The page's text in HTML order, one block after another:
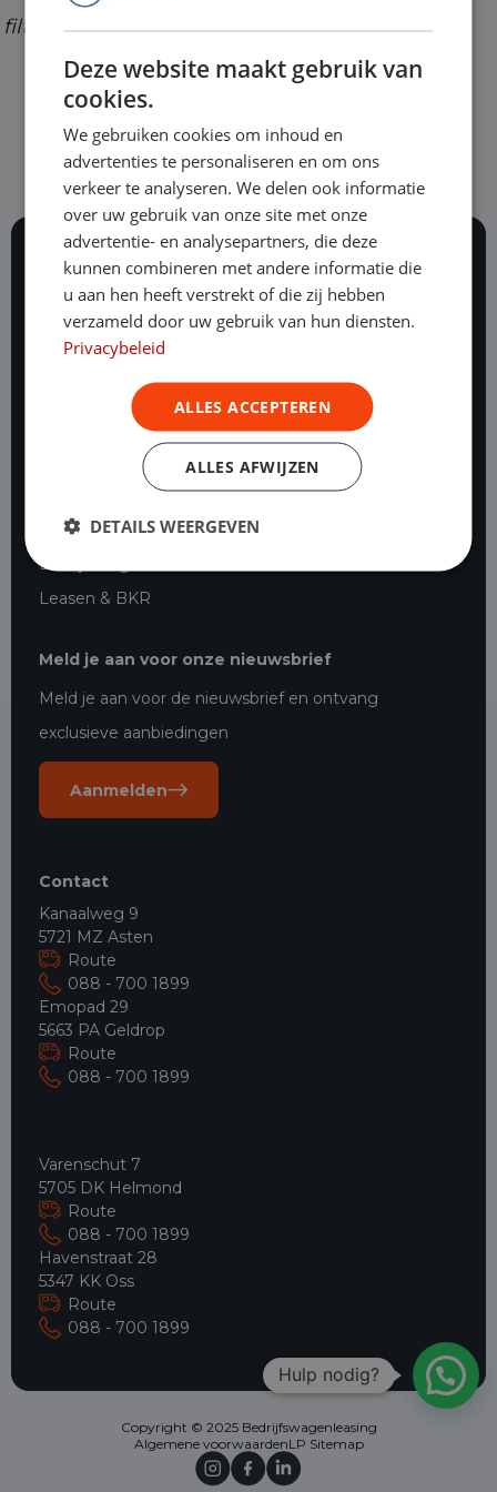
filters
117 beoordelingen
Al ruim 25 jaar staan onze vakexperts dag en nacht
voor je klaar.
Onze mogelijkheden
Financial lease
Operational lease
Hoe werkt operational lease?
Financial lease bedrijfswagens
Bedrijfswagen leasen starters
Leasen & BKR
Meld je aan voor onze nieuwsbrief
Meld je aan voor de nieuwsbrief en ontvang
exclusieve aanbiedingen
Aanmelden
Contact
Kanaalweg 9
5721 MZ Asten
Route
088 - 700 1899
Emopad 29
5663 PA Geldrop
Route
088 - 700 1899
Varenschut 7
5705 DK Helmond
Route
088 - 700 1899
Havenstraat 28
5347 KK Oss
Route
088 - 700 1899
Copyright © 2025 Bedrijfswagenleasing
Algemene voorwaardenLP Sitemap
Hulp nodig?
Deze website maakt gebruik van
cookies.
We gebruiken cookies om inhoud en
advertenties te personaliseren en om ons
verkeer te analyseren. We delen ook informatie
over uw gebruik van onze site met onze
advertentie- en analysepartners, die deze
kunnen combineren met andere informatie die
u aan hen heeft verstrekt of die zij hebben
verzameld door uw gebruik van hun diensten.
Privacybeleid
ALLES ACCEPTEREN
ALLES AFWIJZEN
DETAILS WEERGEVEN